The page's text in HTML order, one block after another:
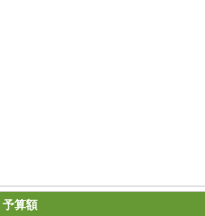
予算額